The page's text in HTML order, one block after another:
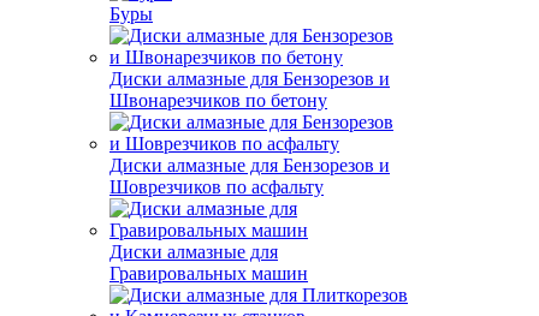
Буры
Диски алмазные для Бензорезов и
Швонарезчиков по бетону
Диски алмазные для Бензорезов и
Шоврезчиков по асфальту
Диски алмазные для
Гравировальных машин